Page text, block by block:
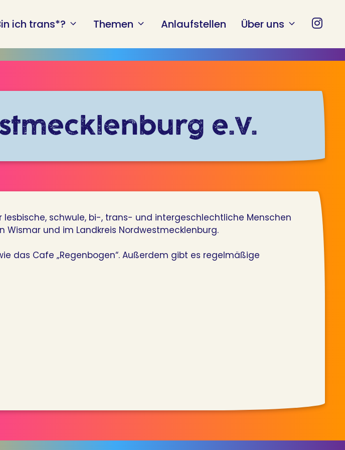
ich trans*? Themen Anlaufstellen Über uns
e.V.
schwule, bi-, trans- und intergeschlechtliche Menschen
Wismar und im Landkreis Nordwestmecklenburg.
das Cafe „Regenbogen“. Außerdem gibt es regelmäßige